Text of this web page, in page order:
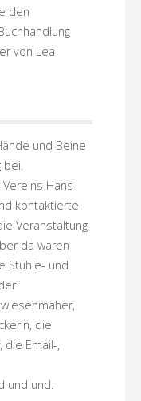
den
von Lea
und Beine
bei.
Hans-
kontaktierte
Veranstaltung
da waren
Stühle- und
die
die Email-,
und und.